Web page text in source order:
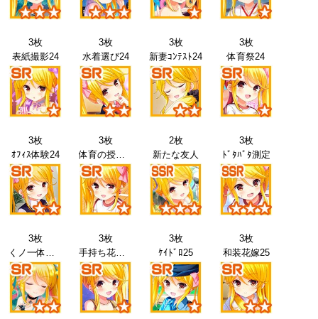
3枚
表紙撮影24
3枚
水着選び24
3枚
新妻ｺﾝﾃｽﾄ24
3枚
体育祭24
3枚
ｵﾌｨｽ体験24
3枚
体育の授業25
2枚
新たな友人
3枚
ﾄﾞﾀﾊﾞﾀ測定
3枚
くノ一体験25
3枚
手持ち花火25
3枚
ｹｲﾄﾞﾛ25
3枚
和装花嫁25